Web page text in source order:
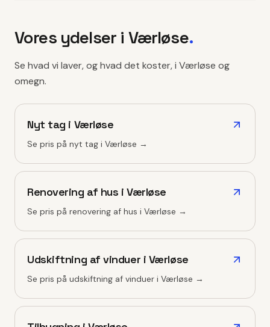
Vores ydelser i Værløse.
Se hvad vi laver, og hvad det koster, i Værløse og
omegn.
Nyt tag i Værløse
Se pris på nyt tag i Værløse →
Renovering af hus iVærløse
Se pris på renovering af hus i Værløse →
Udskiftning af vinduer i Værløse
Se pris på udskiftning af vinduer i Værløse →